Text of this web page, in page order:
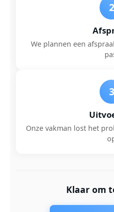
2
We plannen een
3
Onze vakman lost het
Klaar om